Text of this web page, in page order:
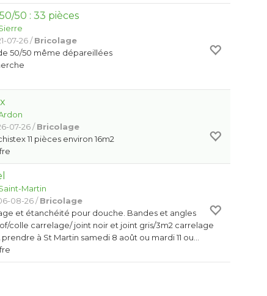
50 : 33 pièces
07-26 /Bricolage
50/50 même dépareillées
07-26 /Bricolage
11 pièces environ 16m2
Martin
08-26 /Bricolage
et étanchéité pour douche. Bandes et angles
colle carrelage/ joint noir et joint gris/3m2 carrelage
à St Martin samedi 8 août ou mardi 11 ou…